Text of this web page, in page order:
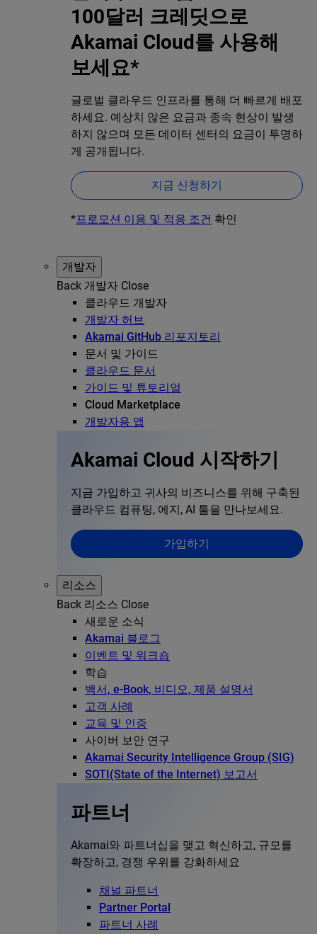
100달러 크레딧으로
Akamai Cloud를 사용해
보세요*
글로벌 클라우드 인프라를 통해 더 빠르게 배포
하세요. 예상치 않은 요금과 종속 현상이 발생
하지 않으며 모든 데이터 센터의 요금이 투명하
게 공개됩니다.
지금 신청하기
*프로모션 이용 및 적용 조건 확인
개발자
Back 개발자 Close
클라우드 개발자
개발자 허브
Akamai GitHub 리포지토리
문서 및 가이드
클라우드 문서
가이드 및 튜토리얼
Cloud Marketplace
개발자용 앱
Akamai Cloud 시작하기
지금 가입하고 귀사의 비즈니스를 위해 구축된
클라우드 컴퓨팅, 에지, AI 툴을 만나보세요.
가입하기
리소스
Back 리소스 Close
새로운 소식
Akamai 블로그
이벤트 및 워크숍
학습
백서, e-Book, 비디오, 제품 설명서
고객 사례
교육 및 인증
사이버 보안 연구
Akamai Security Intelligence Group (SIG)
SOTI(State of the Internet) 보고서
파트너
Akamai와 파트너십을 맺고 혁신하고, 규모를
확장하고, 경쟁 우위를 강화하세요
채널 파트너
Partner Portal
파트너 사례